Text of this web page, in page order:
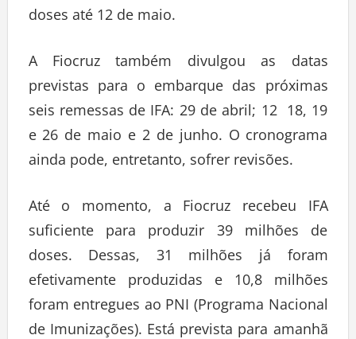
doses até 12 de maio.
A Fiocruz também divulgou as datas
previstas para o embarque das próximas
seis remessas de IFA: 29 de abril; 12 18, 19
e 26 de maio e 2 de junho. O cronograma
ainda pode, entretanto, sofrer revisões.
Até o momento, a Fiocruz recebeu IFA
suficiente para produzir 39 milhões de
doses. Dessas, 31 milhões já foram
efetivamente produzidas e 10,8 milhões
foram entregues ao PNI (Programa Nacional
de Imunizações). Está prevista para amanhã